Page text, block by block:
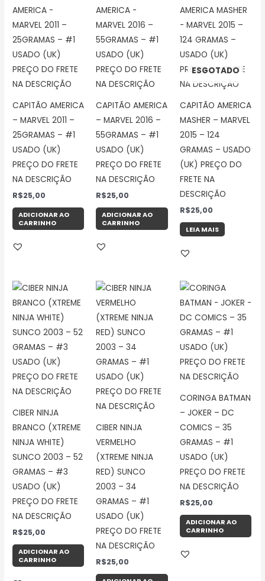
CAPITÃO AMERICA
– MARVEL 2011 –
25GRAMAS – #1
USADO (UK)
PREÇO DO FRETE
NA DESCRIÇÃO
R$25,00
ADICIONAR AO
CARRINHO
CAPITÃO AMERICA
– MARVEL 2016 –
55GRAMAS – #1
USADO (UK)
PREÇO DO FRETE
NA DESCRIÇÃO
R$25,00
ADICIONAR AO
CARRINHO
ESGOTADO
CAPITÃO AMERICA
MASHER – MARVEL
2015 – 124
GRAMAS – USADO
(UK) PREÇO DO
FRETE NA
DESCRIÇÃO
R$25,00
LEIA MAIS
CIBER NINJA
BRANCO (XTREME
NINJA WHITE)
SUNCO 2003 – 52
GRAMAS – #3
USADO (UK)
PREÇO DO FRETE
NA DESCRIÇÃO
R$25,00
ADICIONAR AO
CARRINHO
CIBER NINJA
VERMELHO
(XTREME NINJA
RED) SUNCO
2003 – 34
GRAMAS – #1
USADO (UK)
PREÇO DO FRETE
NA DESCRIÇÃO
R$25,00
CORINGA BATMAN
– JOKER – DC
COMICS – 35
GRAMAS – #1
USADO (UK)
PREÇO DO FRETE
NA DESCRIÇÃO
R$25,00
ADICIONAR AO
CARRINHO